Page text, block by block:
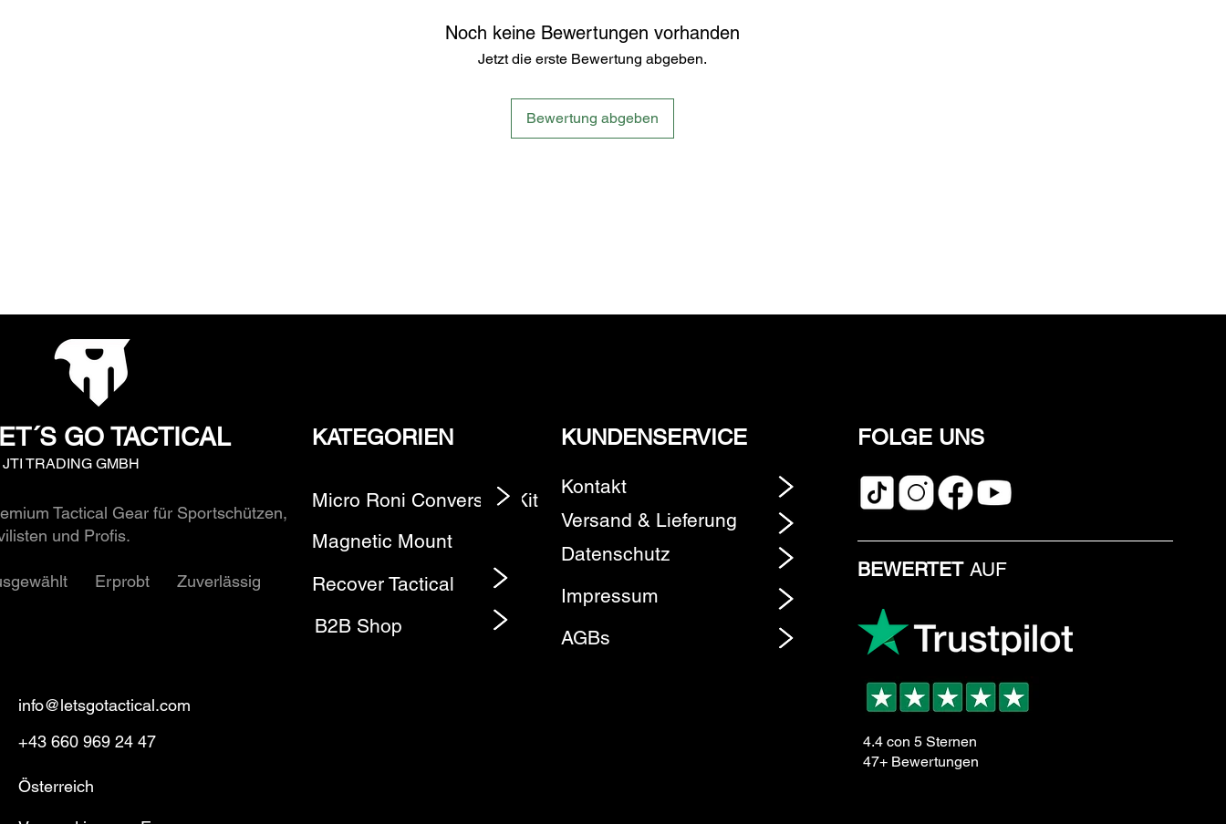
Noch keine Bewertungen vorhanden
Jetzt die erste Bewertung abgeben.
Bewertung abgeben
GO TACTICAL KATEGORIEN
TRADING GMBH
Tactical Gear für Sportschützen,
und Profis.
Erprobt Zuverlässig
Micro Roni Conversion Kit
Magnetic Mount
Recover Tactical
B2B Shop
info@letsgotactical.com
+43 660 969 24 47
Österreich
KUNDENSERVICE
Kontakt
Versand & Lieferung
Datenschutz
Impressum
AGBs
FOLGE UNS
BEWERTET AUF
4.4 con 5 Sternen
47+ Bewertungen
Element